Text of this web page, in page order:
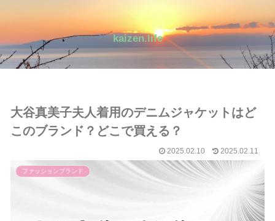
kaizen.life
大谷真美子夫人着用のデニムジャケットはど
このブランド？どこで買える？
2025.02.10 2025.02.11
ファッションブランド